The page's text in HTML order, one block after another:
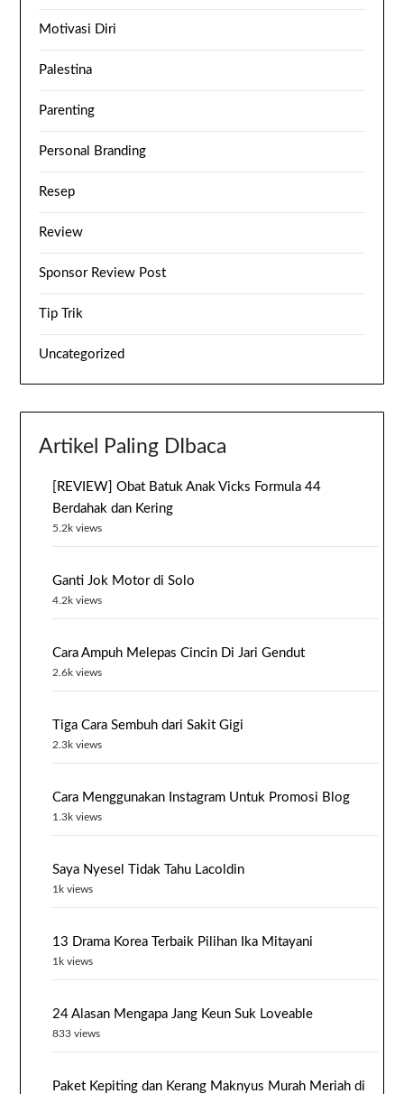
Motivasi Diri
Palestina
Parenting
Personal Branding
Resep
Review
Sponsor Review Post
Tip Trik
Uncategorized
Artikel Paling DIbaca
[REVIEW] Obat Batuk Anak Vicks Formula 44
Berdahak dan Kering
5.2k views
Ganti Jok Motor di Solo
4.2k views
Cara Ampuh Melepas Cincin Di Jari Gendut
2.6k views
Tiga Cara Sembuh dari Sakit Gigi
2.3k views
Cara Menggunakan Instagram Untuk Promosi Blog
1.3k views
Saya Nyesel Tidak Tahu Lacoldin
1k views
13 Drama Korea Terbaik Pilihan Ika Mitayani
1k views
24 Alasan Mengapa Jang Keun Suk Loveable
833 views
Paket Kepiting dan Kerang Maknyus Murah Meriah di